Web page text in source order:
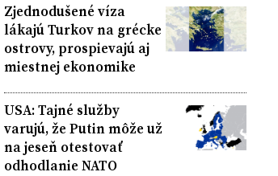
Zjednodušené víza
lákajú Turkov na grécke
ostrovy, prospievajú aj
miestnej ekonomike
USA: Tajné služby
varujú, že Putin môže už
na jeseň otestovať
odhodlanie NATO